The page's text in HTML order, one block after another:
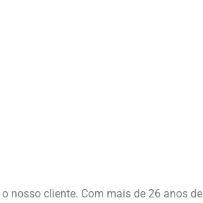
nosso cliente. Com mais de 26 anos de